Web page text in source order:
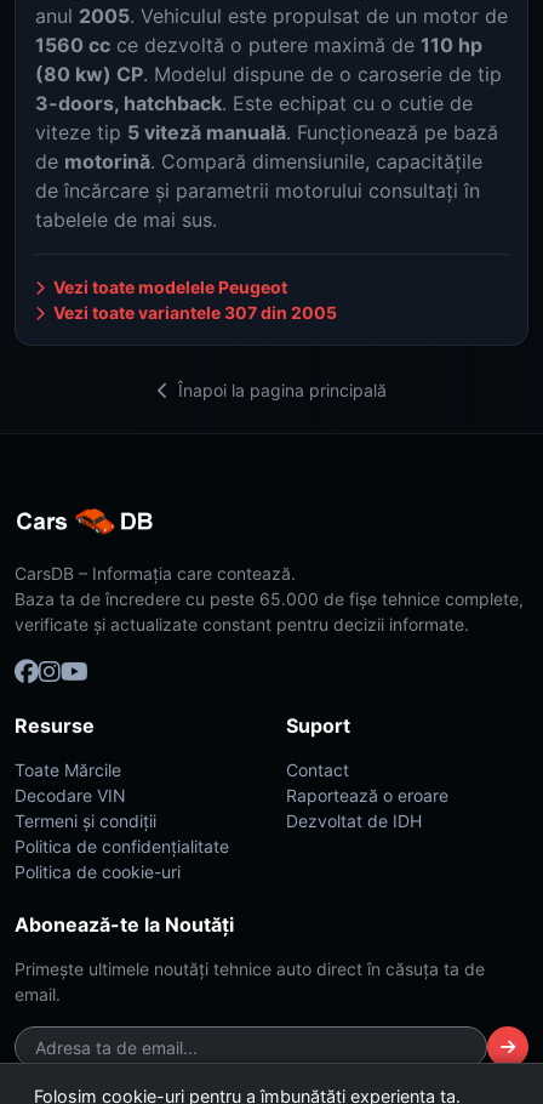
anul 2005. Vehiculul este propulsat de un motor de
1560 cc ce dezvoltă o putere maximă de 110 hp
(80 kw) CP. Modelul dispune de o caroserie de tip
3-doors, hatchback. Este echipat cu o cutie de
viteze tip 5 viteză manuală. Funcționează pe bază
de motorină. Compară dimensiunile, capacitățile
de încărcare și parametrii motorului consultați în
tabelele de mai sus.
Vezi toate modelele Peugeot
Vezi toate variantele 307 din 2005
Înapoi la pagina principală
CarsDB – Informația care contează.
Baza ta de încredere cu peste 65.000 de fișe tehnice complete,
verificate și actualizate constant pentru decizii informate.
Resurse
Toate Mărcile
Decodare VIN
Termeni și condiții
Politica de confidențialitate
Politica de cookie-uri
Suport
Contact
Raportează o eroare
Dezvoltat de IDH
Abonează-te la Noutăți
Primește ultimele noutăți tehnice auto direct în căsuța ta de
email.
Folosim cookie-uri pentru a îmbunătăți experiența ta.